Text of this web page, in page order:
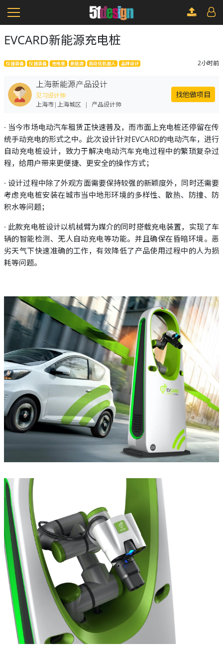
EVCARD新能源充电桩
仪器装备 仪器装备 充电桩 新能源 自动化机器人 品牌设计 2小时前
上海新能源产品设计
见习设计师
上海市|上海城区 | 产品设计师
找他做项目
· 当今市场电动汽车租赁正快速普及，而市面上充电桩还停留在传
统手动充电的形式之中。此次设计针对EVCARD的电动汽车，进行
自动充电桩设计，致力于解决电动汽车充电过程中的繁琐复杂过
程，给用户带来更便捷、更安全的操作方式；
· 设计过程中除了外观方面需要保持较强的新颖度外，同时还需要
考虑充电桩安装在城市当中地形环境的多样性、散热、防撞、防
积水等问题；
· 此款充电桩设计以机械臂为媒介的同时搭载充电装置，实现了车
辆的智能检测、无人自动充电等功能。并且确保在昏暗环境。恶
劣天气下快速准确的工作，有效降低了产品使用过程中的人为损
耗等问题。